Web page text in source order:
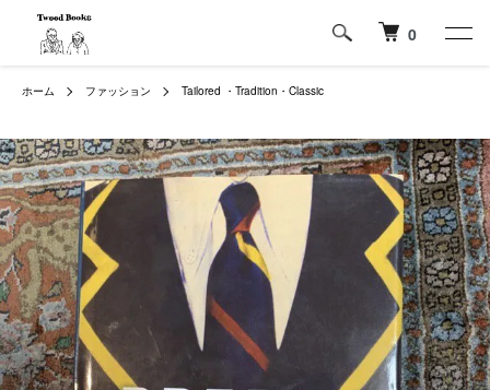
0
ホーム ファッション Tailored ・Tradition・Classic